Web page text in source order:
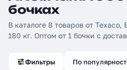
бочках
В каталоге 8 товаров от
180 кг. Оптом от 1 бочки с
Фильтры По